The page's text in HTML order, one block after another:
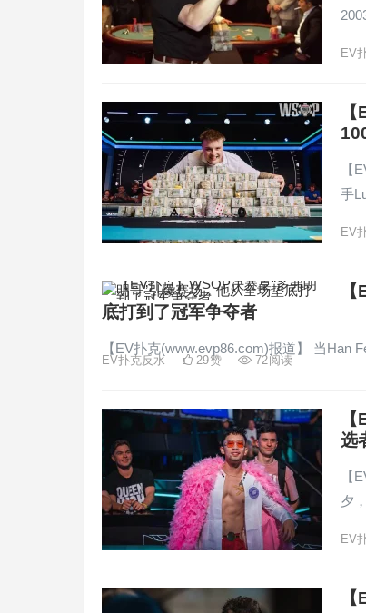
EV
【
手
EV
底打到了冠军争夺者
【EV扑克(www.evp86.com)报道】 当Han
EV扑克反水 29赞 72阅读
选
【
夕
EV